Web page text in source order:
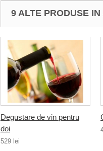
9 ALTE PRODUSE
Degustare de vin pentru
doi
529 lei